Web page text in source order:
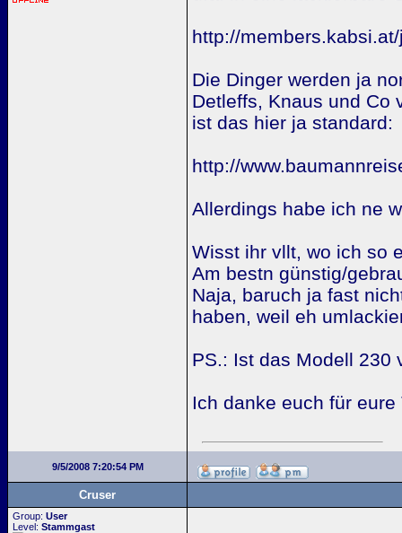
http://
Die Dinger werden ja
Detleffs, Knaus und Co
ist das hier ja standard:
http://
Allerdings habe ich ne
Wisst ihr vllt, wo ich so
Am bestn günstig/
Naja, baruch ja fast
haben, weil eh
PS.: Ist das Modell 230
Ich danke euch für eure
9/5/2008 7:20:54 PM
Cruser
Group: User
Level: Stammgast